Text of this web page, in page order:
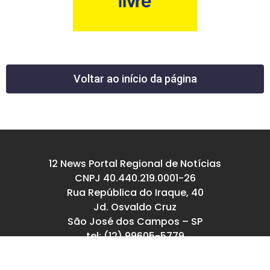
Voltar ao início da página
12 News Portal Regional de Notícias
CNPJ 40.440.219.0001-26
Rua República do Iraque, 40
Jd. Osvaldo Cruz
São José dos Campos – SP
tel: (12) 99605-5779